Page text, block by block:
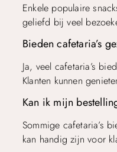
Enkele populaire
geliefd bij veel
Bieden cafetaria’s
Ja, veel cafetaria’s
Klanten kunnen
Kan ik mijn
Sommige cafetaria’s
kan handig zijn voor